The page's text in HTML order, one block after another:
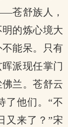
苍舒族人，
的炼心境大
能呆。只有
派现任掌门
兰。苍舒云
了他们。“不
又来了？”宋